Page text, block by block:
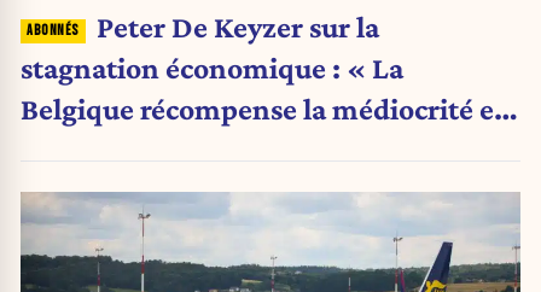
Peter De Keyzer sur la
stagnation économique : « La
Belgique récompense la médiocrité et